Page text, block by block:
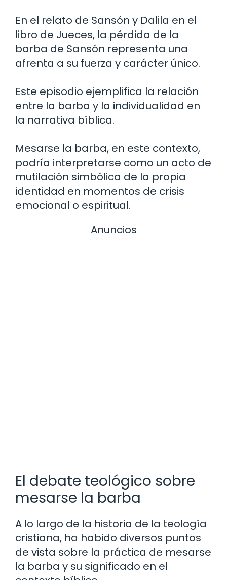
En el relato de Sansón y Dalila en el
libro de Jueces, la pérdida de la
barba de Sansón representa una
afrenta a su fuerza y carácter único.
Este episodio ejemplifica la relación
entre la barba y la individualidad en
la narrativa bíblica.
Mesarse la barba, en este contexto,
podría interpretarse como un acto de
mutilación simbólica de la propia
identidad en momentos de crisis
emocional o espiritual.
Anuncios
El debate teológico sobre
mesarse la barba
A lo largo de la historia de la teología
cristiana, ha habido diversos puntos
de vista sobre la práctica de mesarse
la barba y su significado en el